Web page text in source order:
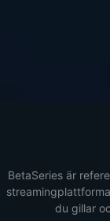
BetaSeries är
du gillar